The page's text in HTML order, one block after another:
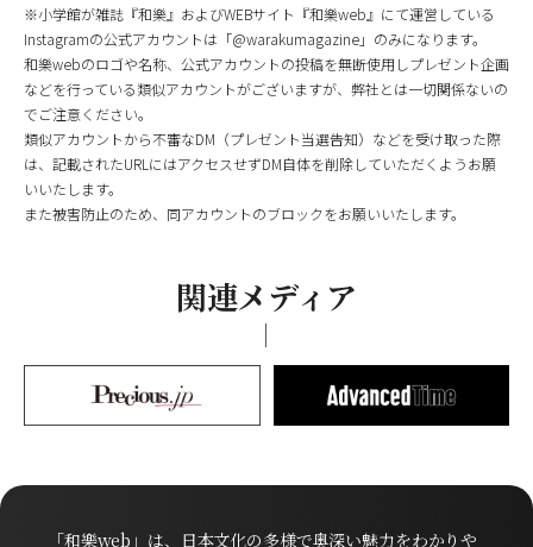
※小学館が雑誌『和樂』およびWEBサイト『和樂web』にて運営している
Instagramの公式アカウントは「@warakumagazine」のみになります。
和樂webのロゴや名称、公式アカウントの投稿を無断使用しプレゼント企画
などを行っている類似アカウントがございますが、弊社とは一切関係ないの
でご注意ください。
類似アカウントから不審なDM（プレゼント当選告知）などを受け取った際
は、記載されたURLにはアクセスせずDM自体を削除していただくようお願
いいたします。
また被害防止のため、同アカウントのブロックをお願いいたします。
関連メディア
「和樂web」は、日本文化の多様で奥深い魅力をわかりや